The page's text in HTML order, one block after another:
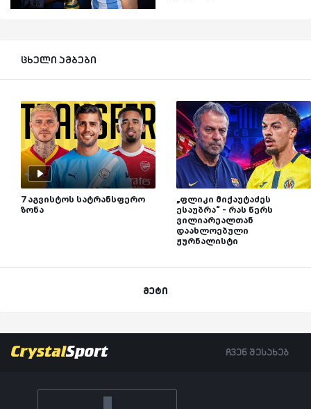
ცხელი ამბები
7 აგვისტოს სატრანსფერო
ზონა
„ფლიკი მიქაუტაძეს
ესაუბრა“ - რას წერს
ვილიარეალთან
დაახლოებული
ჟურნალისტი
მეტი
ჩვენ შესახებ